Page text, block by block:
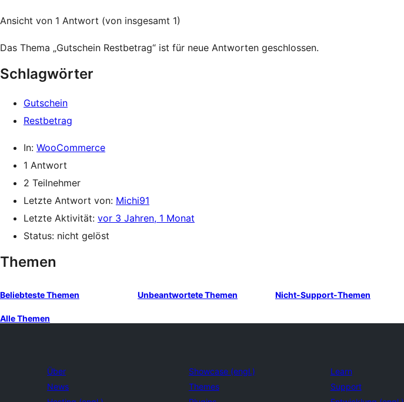
Ansicht von 1 Antwort (von insgesamt 1)
Das Thema „Gutschein Restbetrag“ ist für neue Antworten geschlossen.
Schlagwörter
Gutschein
Restbetrag
In: WooCommerce
1 Antwort
2 Teilnehmer
Letzte Antwort von: Michi91
Letzte Aktivität: vor 3 Jahren, 1 Monat
Status: nicht gelöst
Themen
Beliebteste Themen Unbeantwortete Themen Nicht-Support-Themen
Alle Themen
Über
News
Showcase (engl.)
Themes
Learn
Support